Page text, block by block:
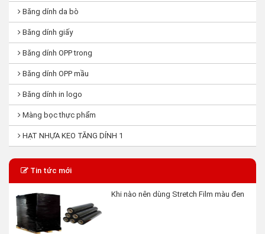
Băng dính da bò
Băng dính giấy
Băng dính OPP trong
Băng dính OPP mầu
Băng dính in logo
Màng bọc thực phẩm
HẠT NHỰA KEO TĂNG DÍNH 1
Tin tức mới
Khi nào nên dùng Stretch Film màu đen